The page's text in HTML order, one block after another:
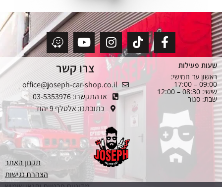
שעות פעילות
ראשון עד חמישי:
09:00 – 17:00
שישי: 08:30 – 12:00
שבת: סגור
צרו קשר
office@joseph-car-shop.co.il
או התקשרו: 03-5353976
כתובתנו: אלטלף 9 יהוד
תקנון האתר
הצהרת נגישות